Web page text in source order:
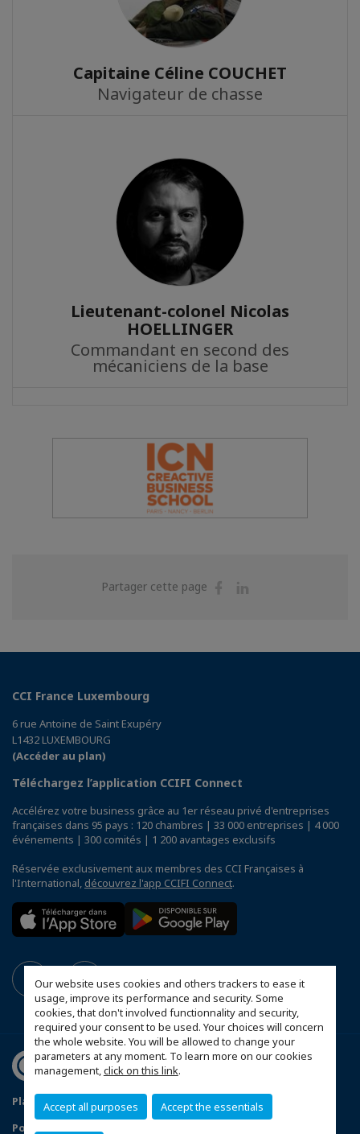
Our website uses cookies and others trackers to ease it
usage, improve its performance and security. Some
cookies, that don't involved functionnality and security,
required your consent to be used. Your choices will concern
the whole website. You will be allowed to change your
parameters at any moment. To learn more on our cookies
management,click on this link.
Accept all purposes Accept the essentials
Capitaine Céline COUCHET
Navigateur de chasse
Lieutenant-colonel Nicolas
HOELLINGER
Commandant en second des
mécaniciens de la base
Partager cette page
Partager
CCI France Luxembourg
6 rue Antoine de Saint Exupéry
L1432 LUXEMBOURG
(Accéder au plan)
Téléchargez l’application CCIFI Connect
Accélérez votre business grâce au 1er réseau privé d'entreprises
françaises dans 95 pays : 120 chambres | 33 000 entreprises | 4 000
événements | 300 comités | 1 200 avantages exclusifs
Réservée exclusivement aux membres des CCI Françaises à
l'International, découvrez l'app CCIFI Connect.
Plan du site
Mentions légales
Politique de confidentialité